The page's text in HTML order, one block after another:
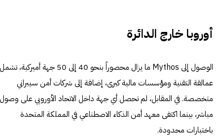
أوروبا خارج الدائرة
الوصول إلى Mythos ما يزال محصوراً بنحو 40 إلى 50 جهة أميركية، تشمل
عمالقة التقنية ومؤسسات مالية كبرى، إضافة إلى شركات أمن سيبراني
متخصصة. في المقابل، لم تحصل أي جهة داخل الاتحاد الأوروبي على وصول
مباشر، بينما اكتفى معهد أمن الذكاء الاصطناعي في المملكة المتحدة
باختبارات محدودة.